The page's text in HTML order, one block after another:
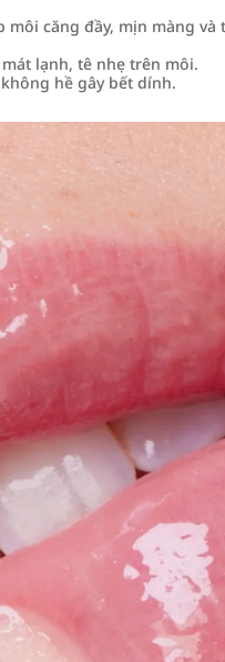
môi căng đầy, mịn màng
lạnh, tê nhẹ trên môi.
hề gây bết dính.